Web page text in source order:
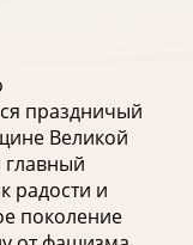
праздничый
Великой
радости и
поколение